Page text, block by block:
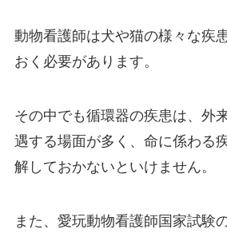
動物看護師は犬や猫の様々な疾
おく必要があります。
その中でも循環器の疾患は、外
遇する場面が多く、命に係わる
解しておかないといけません。
また、愛玩動物看護師国家試験